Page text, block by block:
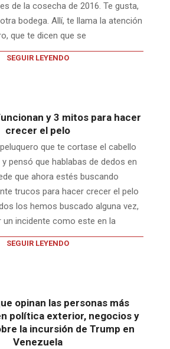
de la cosecha de 2016. Te gusta,
bodega. Allí, te llama la atención
que te dicen que se
SEGUIR LEYENDO
y 3 mitos para hacer
crecer el pelo
que te cortase el cabello
pensó que hablabas de dedos en
que ahora estés buscando
trucos para hacer crecer el pelo
los hemos buscado alguna vez,
un incidente como este en la
SEGUIR LEYENDO
opinan las personas más
política exterior, negocios y
la incursión de Trump en
Venezuela